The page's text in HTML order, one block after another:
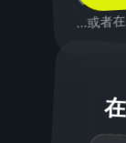
...或者